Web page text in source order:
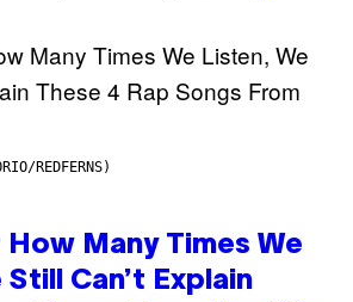
REDFERNS)
Many Times We
Still Can’t Explain